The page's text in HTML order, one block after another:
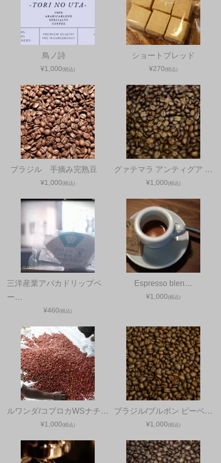
鳥ノ詩
¥1,000(税込)
ショートブレッド
¥270(税込)
ブラジル 手摘み完熟豆
¥1,000(税込)
グァテマラ アンティグア …
¥1,000(税込)
三洋産業アバカドリップペ
ー…
¥460(税込)
Espresso blen…
¥1,000(税込)
ルワンダ/コプロカWSナチ…
¥1,000(税込)
ブラジル/ブルボン ピーベ…
¥1,000(税込)